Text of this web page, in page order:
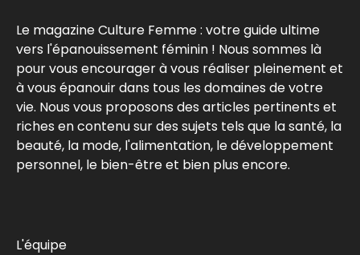
Le magazine Culture Femme : votre guide ultime
vers l'épanouissement féminin ! Nous sommes là
pour vous encourager à vous réaliser pleinement et
à vous épanouir dans tous les domaines de votre
vie. Nous vous proposons des articles pertinents et
riches en contenu sur des sujets tels que la santé, la
beauté, la mode, l'alimentation, le développement
personnel, le bien-être et bien plus encore.
L'équipe